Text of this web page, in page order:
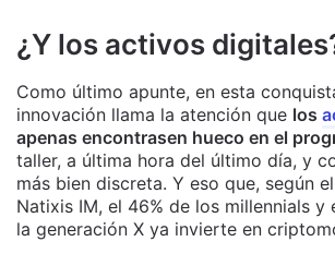
¿Y los activos
Como último apunte, en esta
innovación llama la atención que los
apenas encontrasen hueco en el
taller, a última hora del último día, y
más bien discreta. Y eso que, según
Natixis IM, el 46% de los millennials y
la generación X ya invierte en